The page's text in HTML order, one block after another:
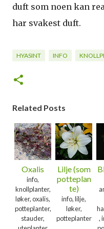
duft som noen kan
har svakest duft.
HYASINT INFO
Related Posts
Oxalis
info,
knollplanter,
løker, oxalis,
potteplanter,
stauder,
Lilje (som
potteplan
te)
info, lilje,
løker,
potteplanter
,